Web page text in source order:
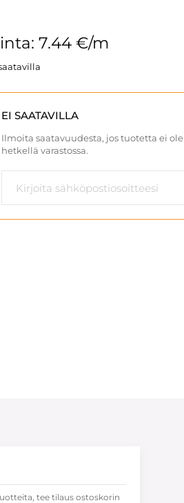
7.44 €/m
EI SAATAVILLA
Ilmoita saatavuudesta, jos tuotetta ei
hetkellä varastossa.
tee tilaus ostoskorin